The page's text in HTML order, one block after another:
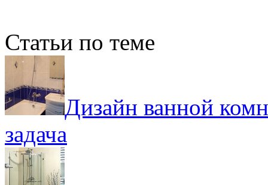
Статьи по теме
Дизайн ванной
задача